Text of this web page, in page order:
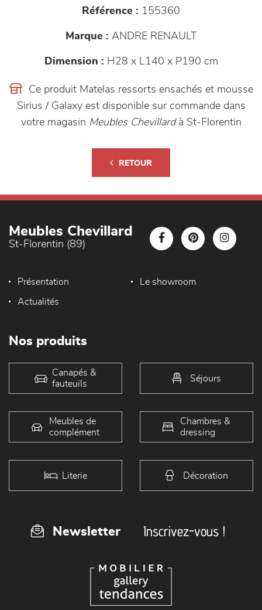
Référence : 155360
Marque : ANDRE RENAULT
Dimension : H28 x L140 x P190 cm
Ce produit Matelas ressorts ensachés et mousse
Sirius / Galaxy est disponible sur commande dans
votre magasin Meubles Chevillardà St-Florentin
RETOUR
Meubles Chevillard
St-Florentin (89)
Présentation Le showroom
Actualités
Nos produits
Canapés &
fauteuils
Séjours
Meubles de
complément
Chambres &
dressing
Literie Décoration
Newsletter Inscrivez-vous !